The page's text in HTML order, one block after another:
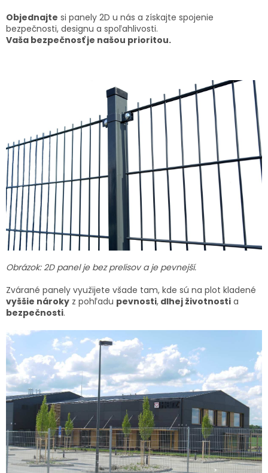
Objednajte si panely 2D u nás a získajte spojenie
bezpečnosti, designu a spoľahlivosti.
Vaša bezpečnosť je našou prioritou.
Obrázok: 2D panel je bez prelisov a je pevnejší.
Zvárané panely využijete všade tam, kde sú na plot kladené
vyššie nároky z pohľadu pevnosti, dlhej životnosti a
bezpečnosti.